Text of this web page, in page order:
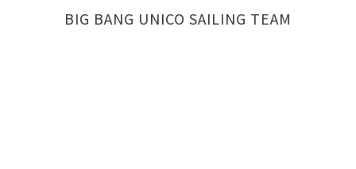
BIG BANG UNICO SAILING TEAM